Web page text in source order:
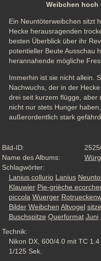
Weibchen hoch
Ein Neuntöterweibchen sitzt
Hecke herausragenden
besten Überblick über ihr
potentieller Beute Ausschau
herannahende mögliche
Immerhin ist sie nicht allein.
Nachwuchs, der in der
drei seit kurzem flügge, aber
nicht nur stets Hunger
außerordentlich stark
Bild-ID:
Name des Albums:
Schlagwörter:
Lanius collurio Lanius
Klauwier Pie-grièche
piccola Wuerger
Bilder Weibchen Altvogel
Buschspitze Querformat Juni
Technik:
Nikon DX, 600/4.0 mit TC
1/125 Sek.